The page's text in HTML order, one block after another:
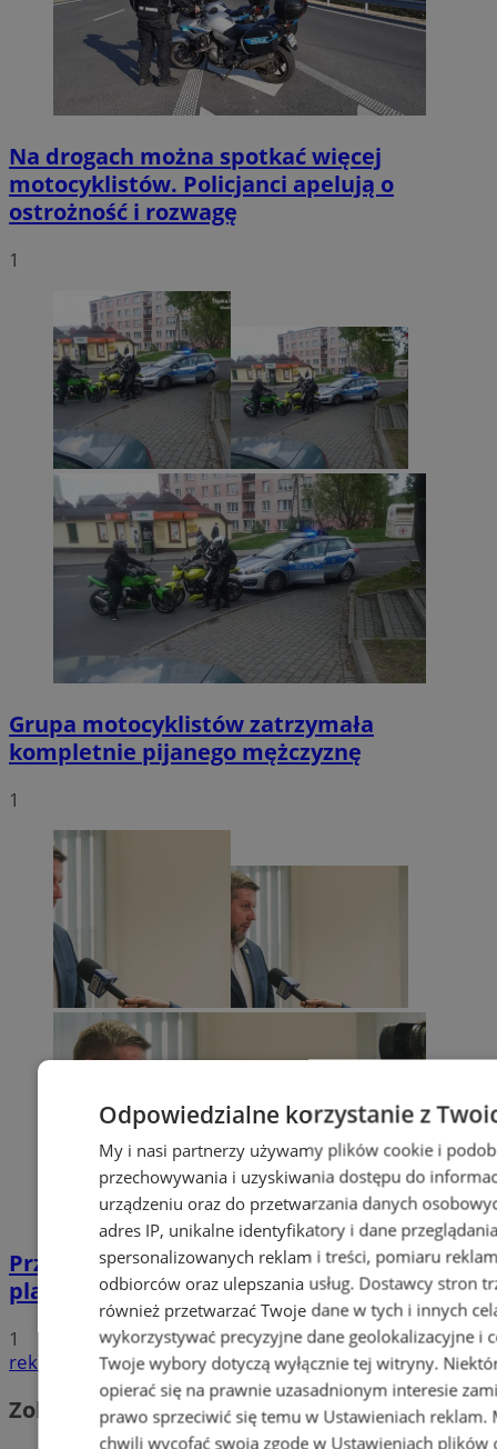
Na drogach można spotkać więcej
motocyklistów. Policjanci apelują o
ostrożność i rozwagę
1
Grupa motocyklistów zatrzymała
kompletnie pijanego mężczyznę
1
Przyszłość Wodzisławia Śląskiego:
planowane inwestycje na 2025 rok
1
reklama
Zobacz również
Odpowiedzialne korzystanie z
My i nasi partnerzy używamy plików cookie i
przechowywania i uzyskiwania dostępu do
urządzeniu oraz do przetwarzania danych
adres IP, unikalne identyfikatory i dane
spersonalizowanych reklam i treści, pomiaru
odbiorców oraz ulepszania usług. Dostawcy stron
również przetwarzać Twoje dane w tych i innych
wykorzystywać precyzyjne dane geolokalizacyjne i
Twoje wybory dotyczą wyłącznie tej witryny.
opierać się na prawnie uzasadnionym interesie
prawo sprzeciwić się temu w Ustawieniach reklam.
chwili wycofać swoją zgodę w Ustawieniach plików